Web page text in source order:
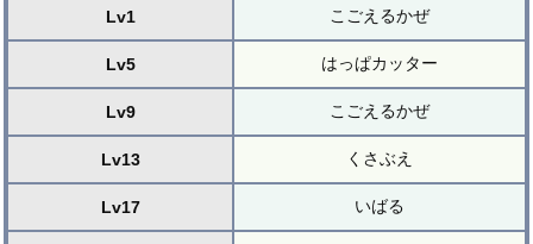
Lv1 こごえるかぜ
Lv5 はっぱカッター
Lv9 こごえるかぜ
Lv13 くさぶえ
Lv17 いばる